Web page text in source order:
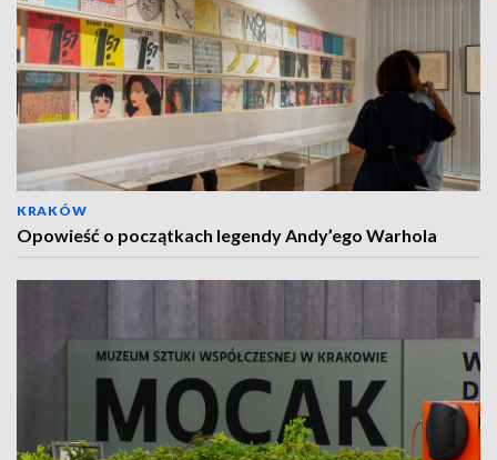
KRAKÓW
Opowieść o początkach legendy Andy’ego Warhola